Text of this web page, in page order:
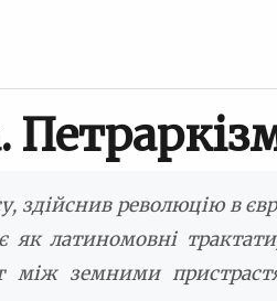
здійснив революцію в
латиномовні
між земними